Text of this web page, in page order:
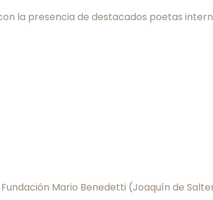
la presencia de destacados poetas
Mario Benedetti (Joaquín de